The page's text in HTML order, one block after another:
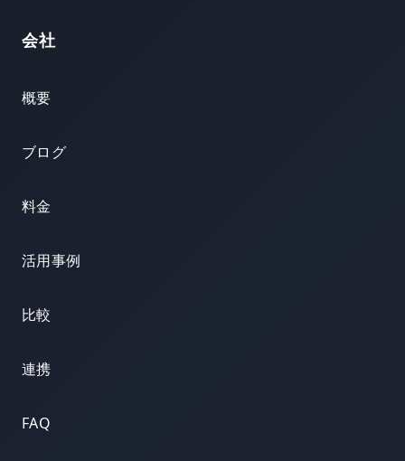
会社
概要
ブログ
料金
活用事例
比較
連携
FAQ